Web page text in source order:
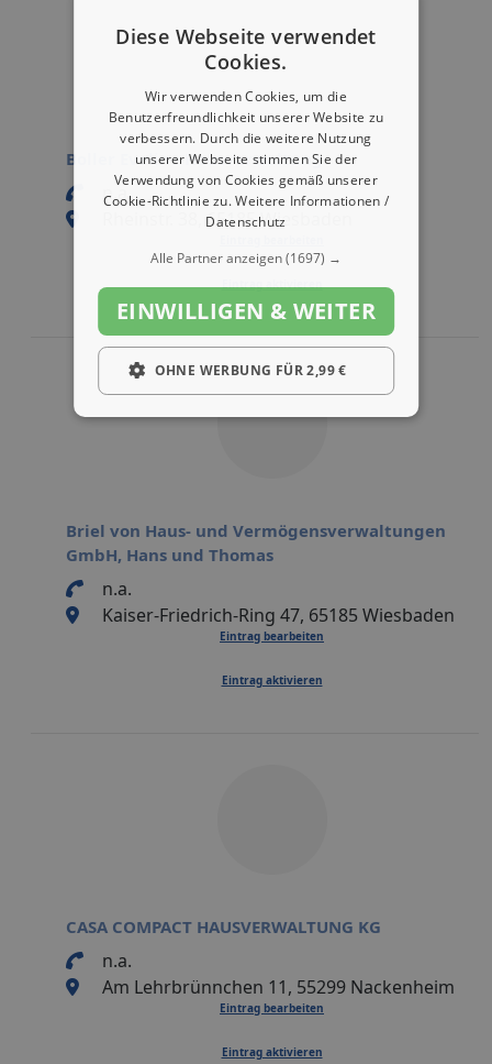
Boller Eveline Hausverwaltung
n.a.
Rheinstr. 38, 65185 Wiesbaden
Briel von Haus- und Vermögensverwaltungen
GmbH, Hans und Thomas
n.a.
Kaiser-Friedrich-Ring 47, 65185 Wiesbaden
Eintrag bearbeiten
Eintrag aktivieren
CASA COMPACT HAUSVERWALTUNG KG
n.a.
Am Lehrbrünnchen 11, 55299 Nackenheim
Eintrag bearbeiten
Eintrag aktivieren
Diese Webseite verwendet
Cookies.
Wir verwenden Cookies, um die
Benutzerfreundlichkeit unserer Website zu
verbessern. Durch die weitere Nutzung
unserer Webseite stimmen Sie der
Verwendung von Cookies gemäß unserer
Cookie-Richtlinie zu.Weitere Informationen /
Datenschutz
Alle Partner anzeigen(1697) →
EINWILLIGEN & WEITER
OHNE WERBUNG FÜR 2,99 €